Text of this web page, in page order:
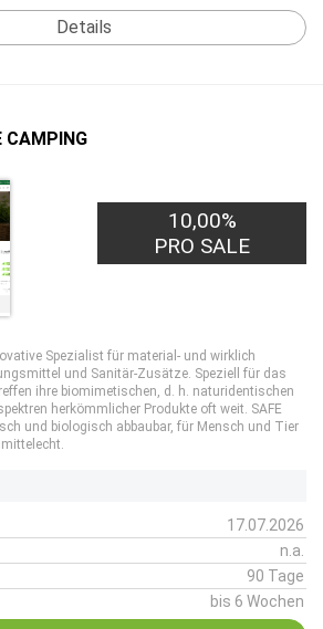
Details
CAMPING
10,00%
PRO SALE
Spezialist für material- und wirklich
und Sanitär-Zusätze. Speziell für das
ihre biomimetischen, d. h. naturidentischen
herkömmlicher Produkte oft weit. SAFE
und biologisch abbaubar, für Mensch und Tier
17.07.2026
n.a.
90 Tage
bis 6 Wochen